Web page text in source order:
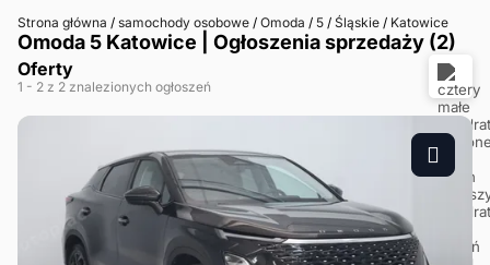
Strona główna / samochody osobowe / Omoda / 5 / Śląskie / Katowice
Omoda 5 Katowice | Ogłoszenia sprzedaży (2)
Oferty
1 - 2 z 2 znalezionych ogłoszeń